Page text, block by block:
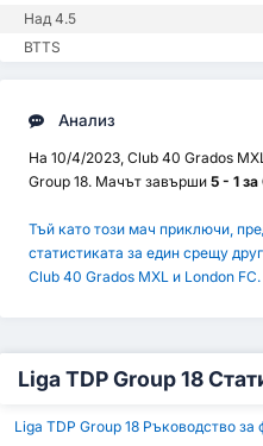
Над 4.5
BTTS
Анализ
На 10/4/2023, Club 40 Grados
Group 18. Мачът завърши 5 - 1
Тъй като този мач приключи,
статистиката за един срещу
Club 40 Grados MXL и London FC.
Liga TDP Group 18
Liga TDP Group 18 Ръководство за